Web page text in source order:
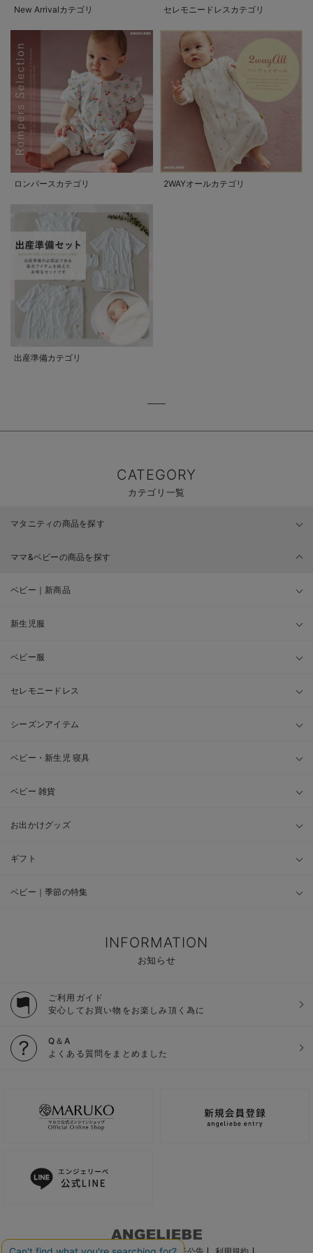
New Arrivalカテゴリ セレモニードレスカテゴリ
ロンパースカテゴリ 2WAYオールカテゴリ
出産準備カテゴリ
CATEGORY
カテゴリ一覧
マタニティの商品を探す
ママ&ベビーの商品を探す
ベビー｜新商品
新生児服
ベビー服
セレモニードレス
シーズンアイテム
ベビー・新生児 寝具
ベビー 雑貨
お出かけグッズ
ギフト
ベビー｜季節の特集
INFORMATION
お知らせ
ご利用ガイド
安心してお買い物をお楽しみ頂く為に
Q＆A
よくある質問をまとめました